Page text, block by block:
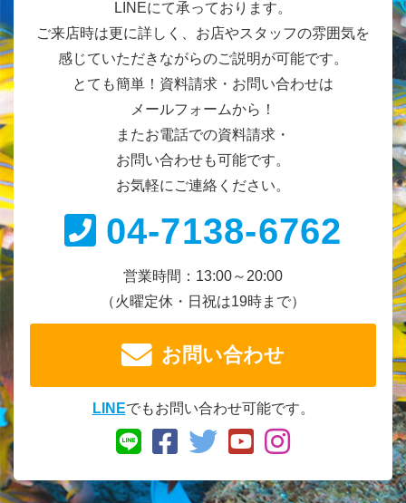
LINEにて承っております。
ご来店時は更に詳しく、お店やスタッフの雰囲気を
感じていただきながらのご説明が可能です。
とても簡単！資料請求・お問い合わせは
メールフォームから！
またお電話での資料請求・
お問い合わせも可能です。
お気軽にご連絡ください。
04-7138-6762
営業時間：13:00～20:00
（火曜定休・日祝は19時まで）
お問い合わせ
LINEでもお問い合わせ可能です。